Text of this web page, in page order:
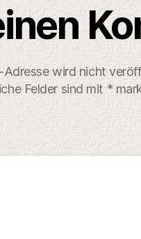
Adresse wird nicht
Felder sind mit*